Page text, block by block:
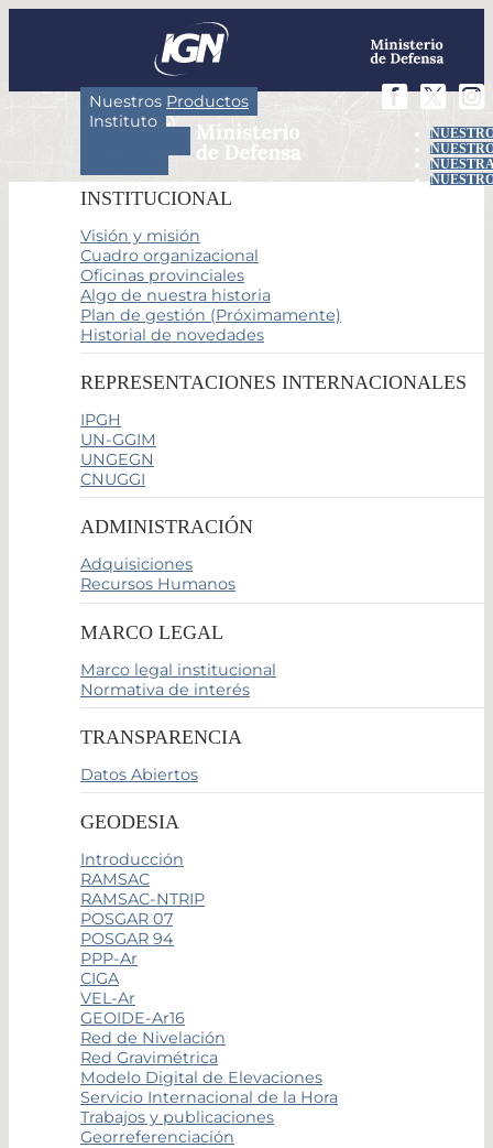
Nuestros Productos
Instituto
INSTITUCIONAL
Visión y misión
Cuadro organizacional
Oficinas provinciales
Algo de nuestra historia
Plan de gestión (Próximamente)
Historial de novedades
REPRESENTACIONES INTERNACIONALES
IPGH
UN-GGIM
UNGEGN
CNUGGI
ADMINISTRACIÓN
Adquisiciones
Recursos Humanos
MARCO LEGAL
Marco legal institucional
Normativa de interés
TRANSPARENCIA
Datos Abiertos
GEODESIA
Introducción
RAMSAC
RAMSAC-NTRIP
POSGAR 07
POSGAR 94
PPP-Ar
CIGA
VEL-Ar
GEOIDE-Ar16
Red de Nivelación
Red Gravimétrica
Modelo Digital de Elevaciones
Servicio Internacional de la Hora
Trabajos y publicaciones
Georreferenciación